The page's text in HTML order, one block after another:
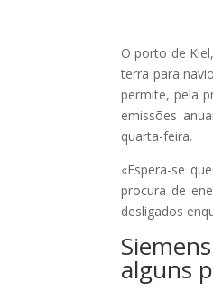
O porto de
terra para
permite, pela
emissões
quarta-feira.
«Espera-se
procura de
desligados
alguns